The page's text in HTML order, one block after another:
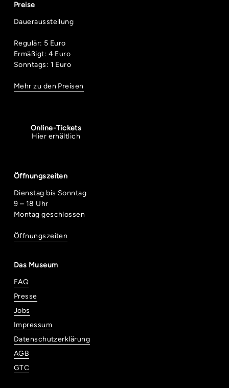
Preise
Dauerausstellung
Regulär: 5 Euro
Ermäßigt: 4 Euro
Sonntags: 1 Euro
Mehr zu den Preisen
Online-Tickets
Hier erhältlich
Öffnungszeiten
Dienstag bis Sonntag
9 – 18 Uhr
Montag geschlossen
Öffnungszeiten
Das Museum
FAQ
Presse
Jobs
Impressum
Datenschutzerklärung
AGB
GTC